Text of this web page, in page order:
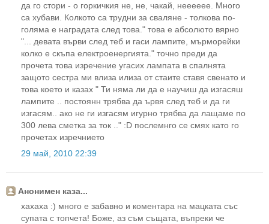
да го стори - о горкичкия не, не, чакай, нееееее. Много
са хубави. Колкото са трудни за сваляне - толкова по-
голяма е наградата след това." това е абсолюто вярно
"... девата върви след теб и гаси лампите, мърморейки
колко е скъпа електроенергията." точно преди да
прочета това изречение угасих лампата в спалнята
защото сестра ми влиза илиза от стаите ставя свенато и
това което и казах " Ти няма ли да е научиш да изгасяш
лампите .. постоянн трябва да ървя след теб и да ги
изгасям.. ако не ги изгасям игурно трябва да лащаме по
300 лева сметка за ток .." :D послемнго се смях като го
прочетах изречнието
29 май, 2010 22:39
Анонимен каза...
хахаха :) много е забавно и коментара на мацката със
супата с топчета! Боже, аз съм същата, въпреки че